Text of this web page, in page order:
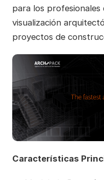
para los profesionales
visualización
proyectos de
Características